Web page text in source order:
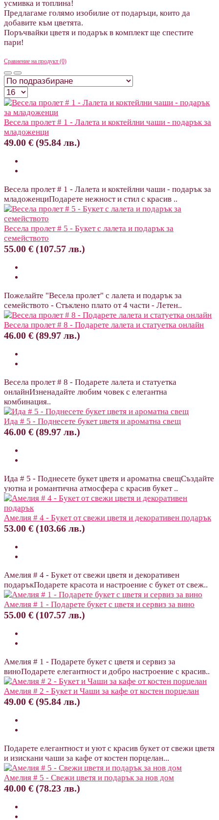
усмивка и топлина!
Предлагаме голямо изобилие от подаръци, които да
добавите към цветята.
Поръчвайки цветя и подарък в комплект ще спестите
пари!
Сравнение на продукт (0)
Весела пролет # 1 - Лалета и коктейлни чаши - подарък за
младоженци
49.00 € (95.84 лв.)
Весела пролет # 1 - Лалета и коктейлни чаши - подарък за
младоженциПодарете нежност и стил с красив ..
Весела пролет # 5 - Букет с лалета и подарък за
семейството
55.00 € (107.57 лв.)
Пожелайте "Весела пролет" с лалета и подарък за
семейството - Стъклено плато от 4 части - Летен..
Весела пролет # 8 - Подарете лалета и статуетка онлайн
46.00 € (89.97 лв.)
Весела пролет # 8 - Подарете лалета и статуетка
онлайнИзненадайте любим човек с елегантна
комбинация..
Ида # 5 - Поднесете букет цветя и ароматна свещ
46.00 € (89.97 лв.)
Ида # 5 - Поднесете букет цветя и ароматна свещСъздайте
уютна и романтична атмосфера с красив букет ..
Амелия # 4 - Букет от свежи цветя и декоративен подарък
53.00 € (103.66 лв.)
Амелия # 4 - Букет от свежи цветя и декоративен
подаръкПодарете красота и настроение с букет от свеж..
Амелия # 1 - Подарете букет с цветя и сервиз за вино
55.00 € (107.57 лв.)
Амелия # 1 - Подарете букет с цветя и сервиз за
виноПодарете елегантност и добро настроение с красив..
Амелия # 2 - Букет и Чаши за кафе от костен порцелан
49.00 € (95.84 лв.)
Подарете елегантност и уют с красив букет от свежи цветя
и изискани чаши за кафе от костен порцелан...
Амелия # 5 - Свежи цветя и подарък за нов дом
40.00 € (78.23 лв.)